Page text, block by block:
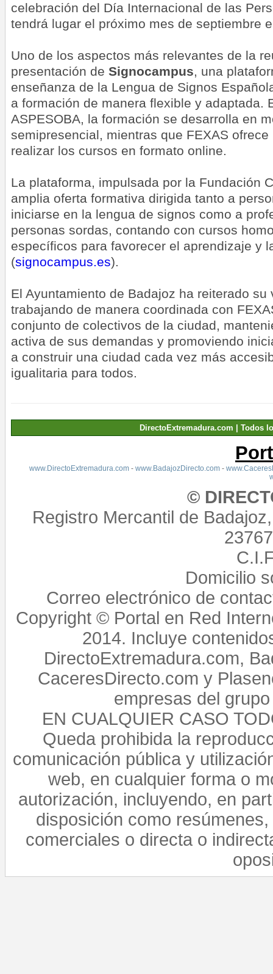
celebración del Día Internacional de las
tendrá lugar el próximo mes de septiembre
Uno de los aspectos más relevantes de la
presentación de Signocampus, una
enseñanza de la Lengua de Signos
a formación de manera flexible y adaptada.
ASPESOBA, la formación se desarrolla en
semipresencial, mientras que FEXAS
realizar los cursos en formato online.
La plataforma, impulsada por la Fundación
amplia oferta formativa dirigida tanto a
iniciarse en la lengua de signos como a
personas sordas, contando con cursos
específicos para favorecer el aprendizaje y
(signocampus.es).
El Ayuntamiento de Badajoz ha reiterado su
trabajando de manera coordinada con
conjunto de colectivos de la ciudad,
activa de sus demandas y promoviendo
a construir una ciudad cada vez más
igualitaria para todos.
DirectoExtremadura.com | Todos
www.DirectoExtremadura.com- www.BadajozDirecto.com-
©
Registro Mercantil de
Domicilio
Correo electrónico de
Copyright © Portal en Red
2014. Incluye
DirectoExtremadura.com,
CaceresDirecto.com y
empresas del
EN CUALQUIER CASO
Queda prohibida la
comunicación pública y
web, en cualquier forma o
autorización, incluyendo, en
disposición como
comerciales o directa o